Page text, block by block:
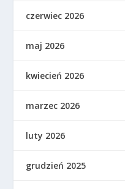
czerwiec 2026
maj 2026
kwiecień 2026
marzec 2026
luty 2026
grudzień 2025